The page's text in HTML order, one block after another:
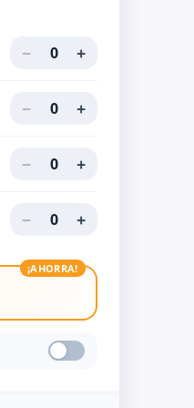
− 0 +
− 0 +
− 0 +
− 0 +
¡AHORRA!